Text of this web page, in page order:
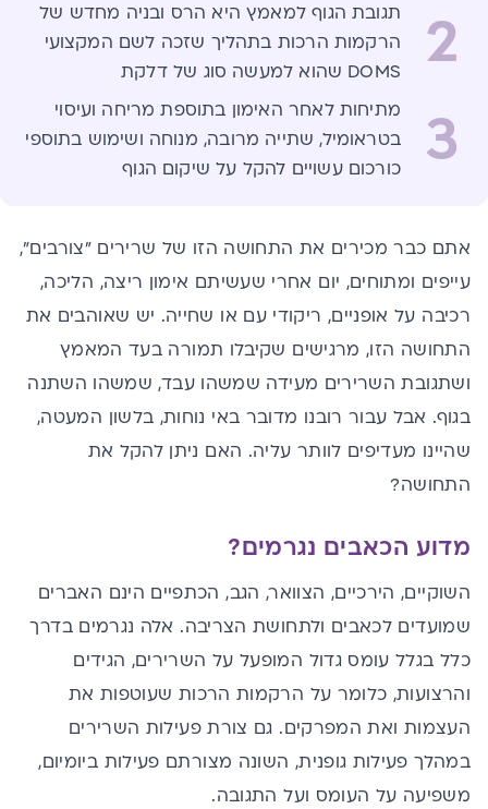
2
תגובת הגוף למאמץ היא הרס ובניה מחדש של
הרקמות הרכות בתהליך שזכה לשם המקצועי
DOMS שהוא למעשה סוג של דלקת
3
מתיחות לאחר האימון בתוספת מריחה ועיסוי
בטראומיל, שתייה מרובה, מנוחה ושימוש בתוספי
כורכום עשויים להקל על שיקום הגוף
אתם כבר מכירים את התחושה הזו של שרירים "צורבים",
עייפים ומתוחים, יום אחרי שעשיתם אימון ריצה, הליכה,
רכיבה על אופניים, ריקודי עם או שחייה. יש שאוהבים את
התחושה הזו, מרגישים שקיבלו תמורה בעד המאמץ
ושתגובת השרירים מעידה שמשהו עבד, שמשהו השתנה
בגוף. אבל עבור רובנו מדובר באי נוחות, בלשון המעטה,
שהיינו מעדיפים לוותר עליה. האם ניתן להקל את
התחושה?
מדוע הכאבים נגרמים?
השוקיים, הירכיים, הצוואר, הגב, הכתפיים הינם האברים
שמועדים לכאבים ולתחושת הצריבה. אלה נגרמים בדרך
כלל בגלל עומס גדול המופעל על השרירים, הגידים
והרצועות, כלומר על הרקמות הרכות שעוטפות את
העצמות ואת המפרקים. גם צורת פעילות השרירים
במהלך פעילות גופנית, השונה מצורתם פעילות ביומיום,
משפיעה על העומס ועל התגובה.